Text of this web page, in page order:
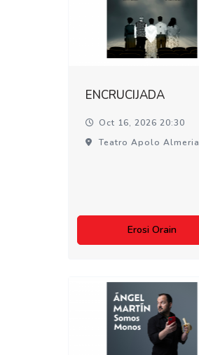
ENCRUCIJADA
Oct 16, 2026 20:30
Teatro Apolo Almeria
Erosi Orain